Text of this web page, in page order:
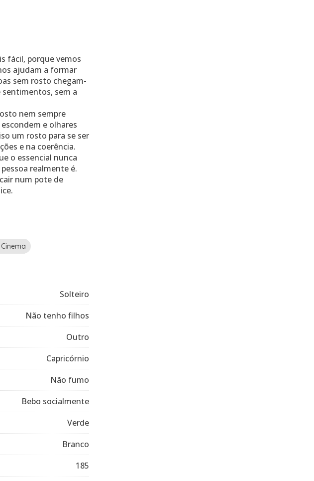
fácil, porque vemos
ajudam a formar
sem rosto chegam-
sentimentos, sem a
nem sempre
e olhares
um rosto para se ser
e na coerência.
o essencial nunca
realmente é.
num pote de
Cinema
Solteiro
Não tenho filhos
Outro
Capricórnio
Não fumo
Bebo socialmente
Verde
Branco
185